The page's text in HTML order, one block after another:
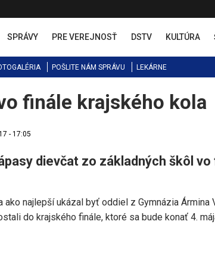
SPRÁVY PRE VEREJNOSŤ DSTV KULTÚRA
POŠLITE NÁM SPRÁVU LEKÁRNE
finále krajského kola
- 17:05
dievčat zo základných škôl vo
najlepší ukázal byť oddiel z Gymnázia Ármina
do krajského finále, ktoré sa bude konať 4.